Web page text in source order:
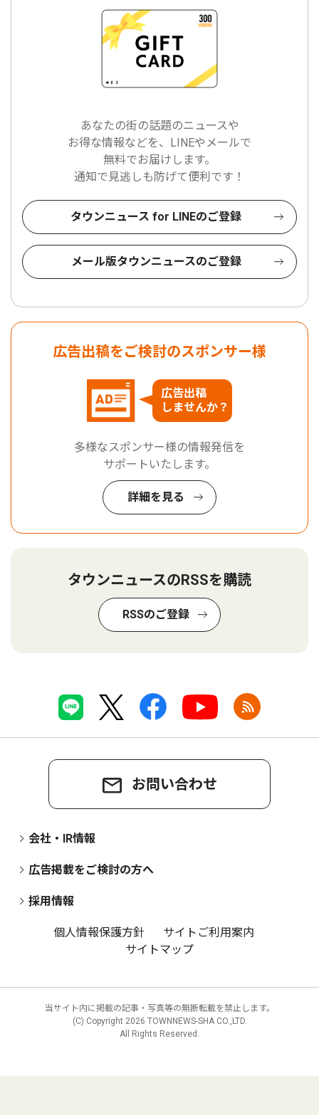
あなたの街の話題のニュースや
お得な情報などを、LINEやメールで
無料でお届けします。
通知で見逃しも防げて便利です！
タウンニュース for LINEのご登録
メール版タウンニュースのご登録
広告出稿をご検討のスポンサー様
広告出稿
しませんか？
多様なスポンサー様の情報発信を
サポートいたします。
詳細を見る
タウンニュースのRSSを購読
RSSのご登録
お問い合わせ
会社・IR情報
広告掲載をご検討の方へ
採用情報
個人情報保護方針
サイトご利用案内
サイトマップ
当サイト内に掲載の記事・写真等の無断転載を禁止します。
(C) Copyright 2026 TOWNNEWS-SHA CO.,LTD.
All Rights Reserved.